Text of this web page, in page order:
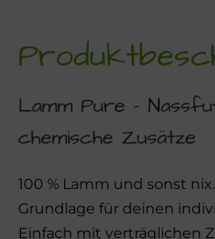
Lamm Pure –
chemische Zusätze
100 % Lamm und sonst
Grundlage für deinen
Einfach mit verträglichen